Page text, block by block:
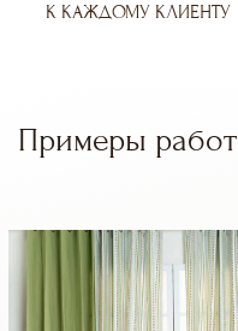
К КАЖДОМУ КЛИЕНТУ
Примеры работ